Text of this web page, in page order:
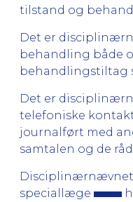
tilstand og
Det er
behandling både
behandlingstiltag
Det er
telefoniske
journalført med
samtalen og de
Disciplinærnævnet
speciallæge